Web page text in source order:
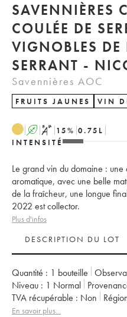
SAVENNIÈRES
COULÉE DE
VIGNOBLES DE
SERRANT -
Savennières AOC
FRUITS JAUNES VIN
A S 15% 0.75 L
INTENSITÉ
Le grand vin du domaine :
aromatique, avec une belle
de la fraîcheur, une longue
2022 est collector.
Plus d'infos
DESCRIPTION DU LOT
Quantité : 1 bouteille
Niveau : 1 Normal
TVA récupérable :
non
Appellation :
En savoir plus...